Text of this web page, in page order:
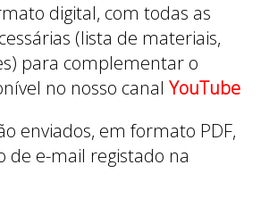
digital, com todas as
(lista de materiais,
para complementar o
no nosso canal YouTube
enviados, em formato PDF,
de e-mail registado na